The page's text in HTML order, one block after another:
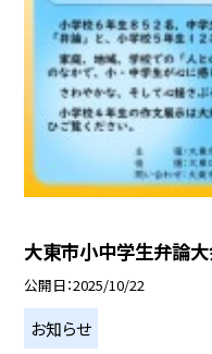
大東市小中学生弁論大
公開日 2025/10/22
お知らせ